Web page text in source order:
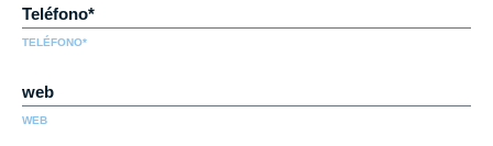
TELÉFONO*
WEB